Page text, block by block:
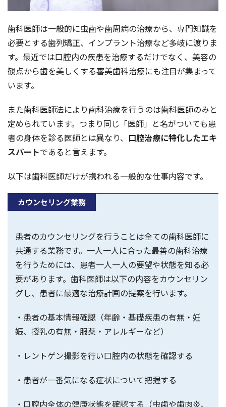
歯科医師は一般的に虫歯や歯周病の治療から、専門知識を
必要とする歯列矯正、インプラント治療など多岐に渡りま
す。最近では口腔内の疾患を治療するだけでなく、美容の
観点から歯を美しくする審美歯科治療にも注目が集まって
います。
また歯科医師法により歯科治療を行うのは歯科医師のみと
定められています。つまり同じ「医師」と名がついても患
者の身体を診る医師とは異なり、 口腔治療に特化したエキ
スパートであると言えます。
以下は歯科医師だけが携われる一般的な仕事内容です。
カウンセリング業務
患者のカウンセリングを行うことは全ての歯科医師に
共通する業務です。一人一人に合った最善の歯科治療
を行うためには、患者一人一人の要望や状態を知る必
要があります。歯科医師は以下の内容をカウンセリン
グし、患者に最適な治療計画の提案を行います。
・患者の基本情報確認（年齢・基礎疾患の有無・妊
娠、授乳の有無・服薬・アレルギーなど）
・レントゲン撮影を行い口腔内の状態を確認する
・患者が一番気になる症状について把握する
・口腔内全体の健康状態を確認する（虫歯や歯肉炎、